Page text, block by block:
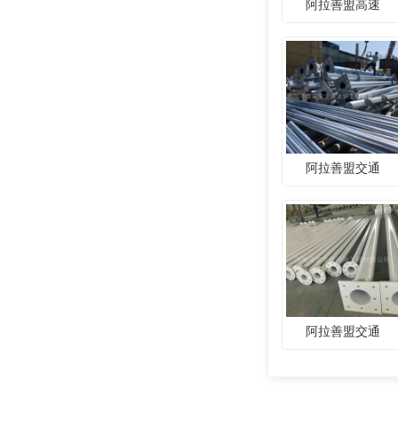
阿拉善盟高速
阿拉善盟交通
阿拉善盟交通